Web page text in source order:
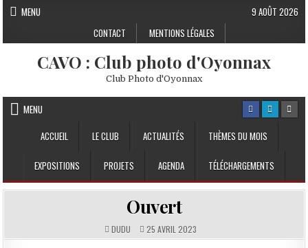
Skip to content
MENU
CONTACT
MENTIONS LÉGALES
9 AOÛT 2026
CAVO : Club photo d'Oyonnax
Club Photo d'Oyonnax
MENU
ACCUEIL
LE CLUB ACTUALITÉS THÈMES DU MOIS
EXPOSITIONS PROJETS AGENDA TÉLÉCHARGEMENTS
Ouvert
DUDU 25 AVRIL 2023